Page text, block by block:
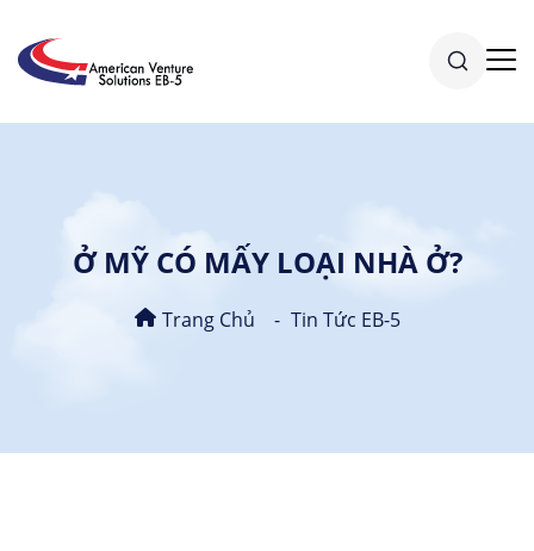
Ở MỸ CÓ MẤY LOẠI NHÀ Ở?
Trang Chủ Tin Tức EB-5